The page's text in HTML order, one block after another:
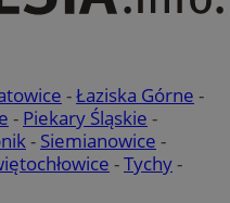
-Łaziska Górne -
- Piekary Śląskie -
- Siemianowice -
-Tychy-
swiony.pl 1 rok
swiony.pl 1 rok
swiony.pl 1 rok